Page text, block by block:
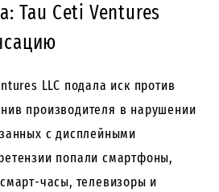
Tau Ceti Ventures
LLC подала иск против
производителя в нарушении
с дисплейными
попали смартфоны,
часы, телевизоры и